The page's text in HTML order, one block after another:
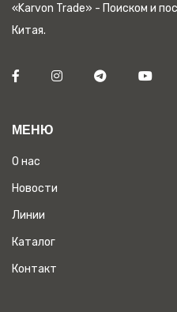
«Karvon Trade» - Поиском и
Китая.
МЕНЮ
О нас
Новости
Линии
Каталог
Контакт